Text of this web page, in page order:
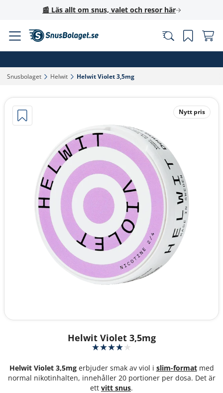
📰 Läs allt om snus, valet och resor här
Snusbolaget‎ Helwit‎ Helwit Violet 3,5mg‎
Nytt pris
Helwit Violet 3,5mg
Helwit Violet 3,5mgerbjuder smak av viol i slim-formatmed
normal nikotinhalten, innehåller 20 portioner per dosa. Det är
ett vitt snus.